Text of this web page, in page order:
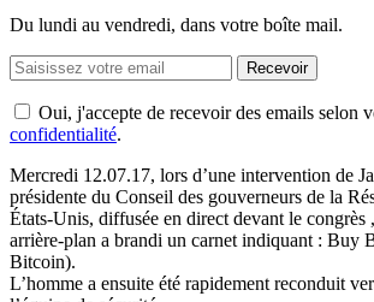
Du lundi au vendredi, dans votre boîte mail.
Recevoir
Oui, j'accepte de recevoir des emails selon
confidentialité.
Mercredi 12.07.17, lors d’une intervention de
présidente du Conseil des gouverneurs de la
États-Unis, diffusée en direct devant le congrès
arrière-plan a brandi un carnet indiquant : Buy
Bitcoin).
L’homme a ensuite été rapidement reconduit